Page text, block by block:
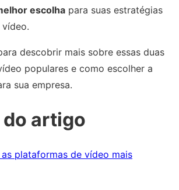
escolha para suas estratégias
descobrir mais sobre essas duas
populares e como escolher a
sua empresa.
artigo
plataformas de vídeo mais